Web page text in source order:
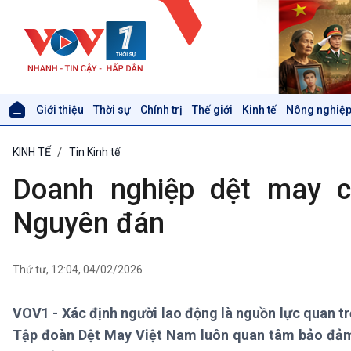
Giới thiệu Thời sự Chính trị Thế giới Kinh tế Nông
Thời sự 12h
Thời sự 18h
Xã hội
Tin Đời sống & Xã hội
Khoa học & Công nghệ
Tin Khoa học & Công nghệ
KINH TẾ Tin Kinh tế
Doanh nghiệp dệt may
Nguyên đán
Thứ tư, 12:04, 04/02/2026
VOV1 - Xác định người lao động là nguồn lực quan
Tập đoàn Dệt May Việt Nam luôn quan tâm bảo